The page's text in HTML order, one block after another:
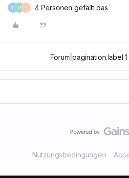
D P S 4 Personen gefällt das
Forum|pagination.label 1
Nutzungsbedingungen